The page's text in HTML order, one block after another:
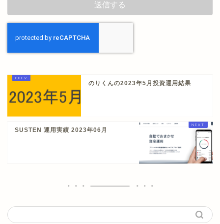
のりくんの2023年5月投資運用結果
SUSTEN 運用実績 2023年06月